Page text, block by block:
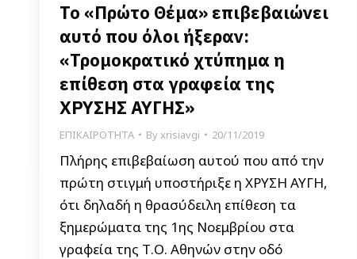
Το «Πρώτο Θέμα» επιβεβαιώνει
αυτό που όλοι ήξεραν:
«Τρομοκρατικό χτύπημα η
επίθεση στα γραφεία της
ΧΡΥΣΗΣ ΑΥΓΗΣ»
ΕΠΙΚΑΙΡΟΤΗΤΑ Byxrisiavgi 20/11/2019
Πλήρης επιβεβαίωση αυτού που από την
πρώτη στιγμή υποστήριξε η ΧΡΥΣΗ ΑΥΓΗ,
ότι δηλαδή η θρασύδειλη επίθεση τα
ξημερώματα της 1ης Νοεμβρίου στα
γραφεία της Τ.Ο. Αθηνών στην οδό